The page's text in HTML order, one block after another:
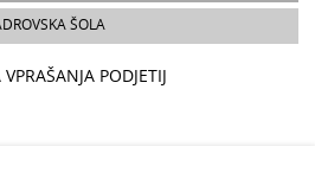
ŠOLA
PODJETIJ